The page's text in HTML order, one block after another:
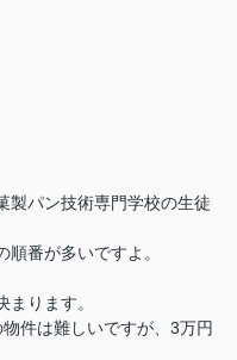
製パン技術専門学校の生徒
が多いですよ。
ります。
件は難しいですが、3万円